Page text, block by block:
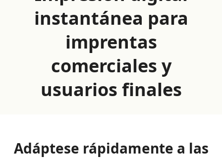
instantánea para
imprentas
comerciales y
usuarios finales
Adáptese rápidamente a las